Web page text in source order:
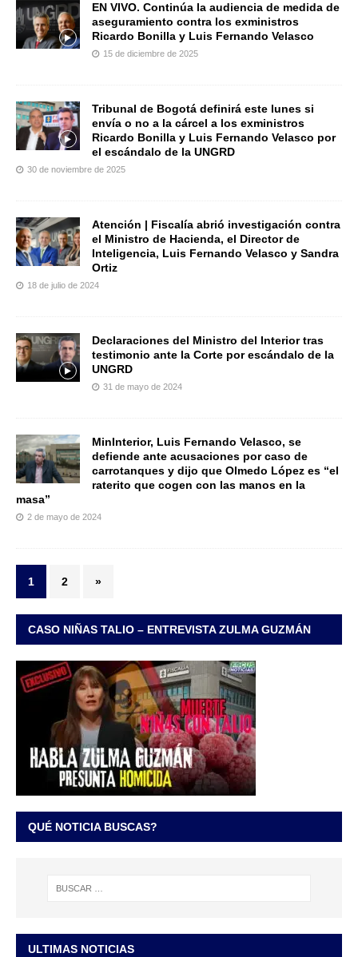
EN VIVO. Continúa la audiencia de medida de
aseguramiento contra los exministros
Ricardo Bonilla y Luis Fernando Velasco
15 de diciembre de 2025
Tribunal de Bogotá definirá este lunes si
envía o no a la cárcel a los exministros
Ricardo Bonilla y Luis Fernando Velasco por
el escándalo de la UNGRD
30 de noviembre de 2025
Atención | Fiscalía abrió investigación contra
el Ministro de Hacienda, el Director de
Inteligencia, Luis Fernando Velasco y Sandra
Ortiz
18 de julio de 2024
Declaraciones del Ministro del Interior tras
testimonio ante la Corte por escándalo de la
UNGRD
31 de mayo de 2024
MinInterior, Luis Fernando Velasco, se
defiende ante acusaciones por caso de
carrotanques y dijo que Olmedo López es “el
raterito que cogen con las manos en la
masa”
2 de mayo de 2024
1 2 »
CASO NIÑAS TALIO – ENTREVISTA ZULMA GUZMÁN
QUÉ NOTICIA BUSCAS?
ULTIMAS NOTICIAS